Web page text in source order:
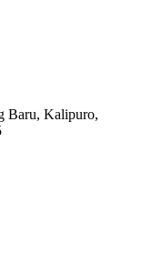
Baru, Kalipuro,